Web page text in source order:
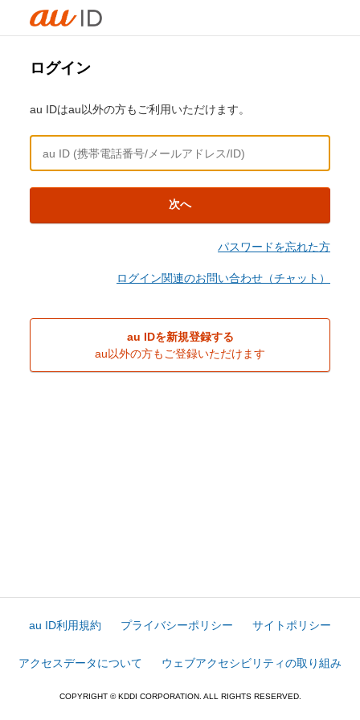
ログイン
au IDはau以外の方もご利用いただけます。
次へ
パスワードを忘れた方
ログイン関連のお問い合わせ（チャット）
au IDを新規登録する
au以外の方もご登録いただけます
au ID利用規約 プライバシーポリシー サイトポリシー
アクセスデータについて ウェブアクセシビリティの取り組み
COPYRIGHT © KDDI CORPORATION. ALL RIGHTS RESERVED.